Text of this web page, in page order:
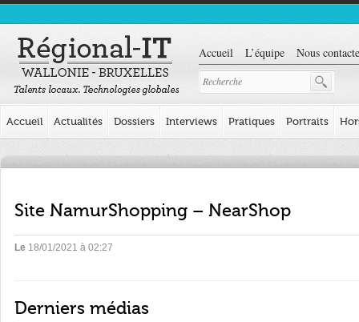
Accueil L’équipe Nous
Accueil Actualités Dossiers Interviews Pratiques Portraits
Site NamurShopping – NearShop
Le 18/01/2021 à 02:27
Derniers médias